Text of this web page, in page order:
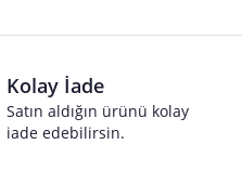
Kolay İade
Satın aldığın ürünü kolay
iade edebilirsin.